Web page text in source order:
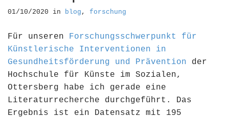
01/10/2020 in blog , forschung
Für unseren Forschungsschwerpunkt für
Künstlerische Interventionen in
Gesundheitsförderung und Prävention der
Hochschule für Künste im Sozialen,
Ottersberg habe ich gerade eine
Literaturrecherche durchgeführt. Das
Ergebnis ist ein Datensatz mit 195